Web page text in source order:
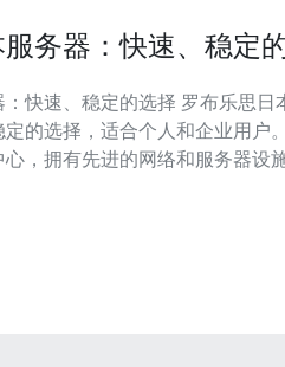
务器：快速、稳定
稳定的选择 罗布乐思日本服
的选择，适合个人和企业用户
，拥有先进的网络和服务器设
换中心，与全球各大运营商和互